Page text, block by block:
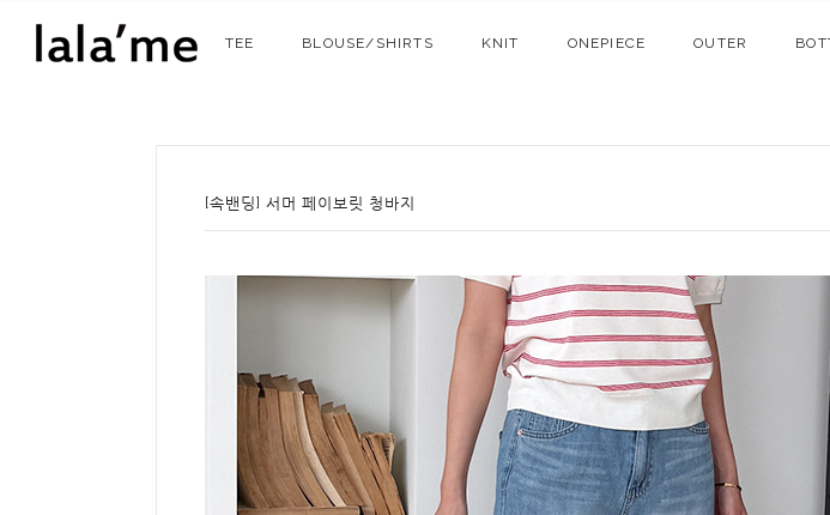
TEE BLOUSE/SHIRTS KNIT ONEPIECE OUTER
[속밴딩] 서머 페이보릿 청바지